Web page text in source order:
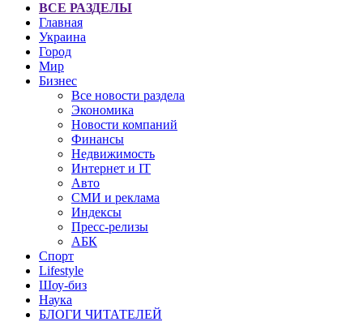
ВСЕ РАЗДЕЛЫ
Главная
Украина
Город
Мир
Бизнес
Все новости раздела
Экономика
Новости компаний
Финансы
Недвижимость
Интернет и IT
Авто
СМИ и реклама
Индексы
Пресс-релизы
АБК
Спорт
Lifestyle
Шоу-биз
Наука
БЛОГИ ЧИТАТЕЛЕЙ